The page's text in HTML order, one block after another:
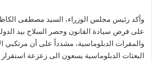
وأكد رئيس مجلس الوزراء، السيد مصطفى
على فرض سيادة القانون وحصر السلاح بيد
والمقرات الدبلوماسية، مشدداً على أن مرتكبي
البعثات الدبلوماسية يسعون الى زعزعة